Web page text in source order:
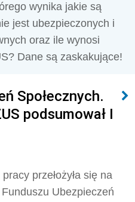
wynika jakie są
jest ubezpieczonych i
oraz ile wynosi
Dane są zaskakujące!
Społecznych.
podsumował I
przełożyła się na
Ubezpieczeń